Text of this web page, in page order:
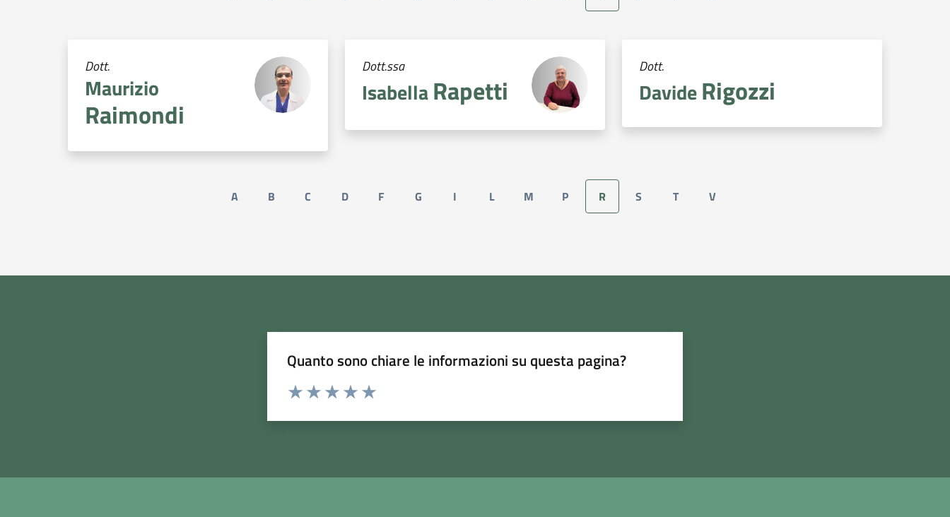
Dott.
Maurizio
Raimondi
Dott.ssa
IsabellaRapetti
Dott.
DavideRigozzi
A B C D F G I L M P R S T V
Quanto sono chiare le informazioni su questa pagina?
Rating: